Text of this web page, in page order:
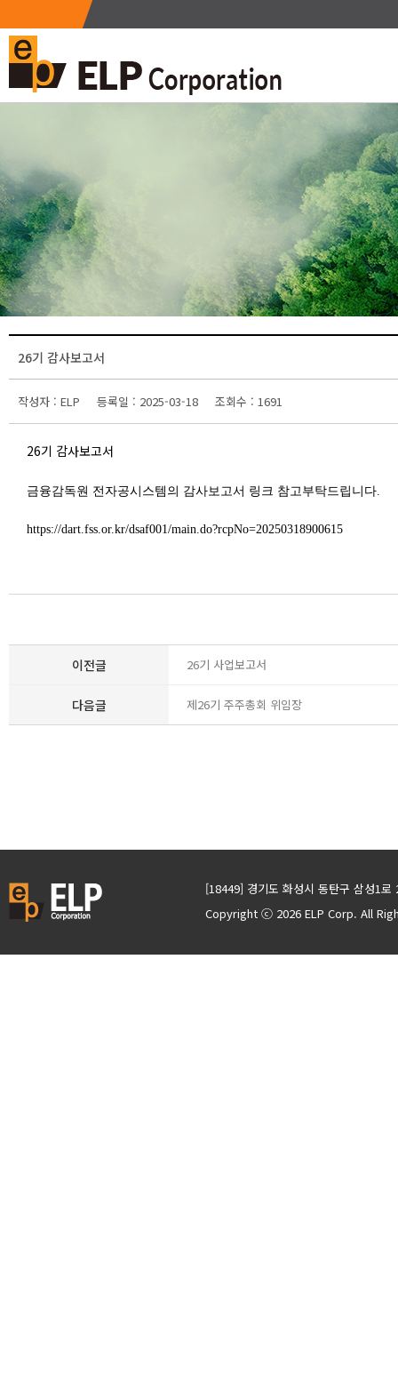
26기 감사보고서
작성자 : ELP 등록일 : 2025-03-18 조회수 : 1691
26기 감사보고서
금융감독원 전자공시스템의 감사보고서 링크 참고부탁드립니다.
https://dart.fss.or.kr/dsaf001/main.do?rcpNo=20250318900615
이전글 26기 사업보고서
다음글 제26기 주주총회 위임장
[18449] 경기도 화성시 동탄구 삼성1
Copyright ⓒ 2026 ELP Corp. All